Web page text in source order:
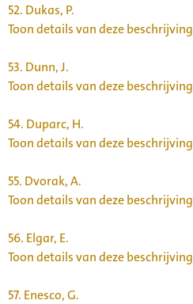
52. Dukas, P.
Toon details van deze beschrijving
53. Dunn, J.
Toon details van deze beschrijving
54. Duparc, H.
Toon details van deze beschrijving
55. Dvorak, A.
Toon details van deze beschrijving
56. Elgar, E.
Toon details van deze beschrijving
57. Enesco, G.